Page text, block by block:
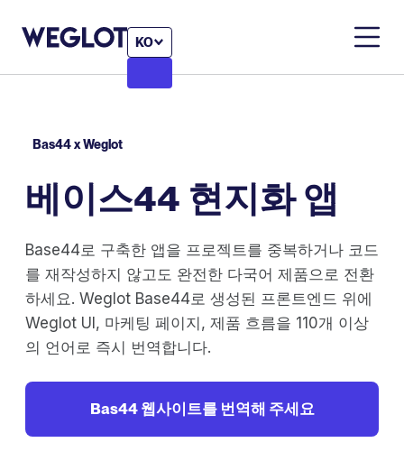
KO
Bas44 x Weglot
베이스44 현지화 앱
Base44로 구축한 앱을 프로젝트를 중복하거나 코드
를 재작성하지 않고도 완전한 다국어 제품으로 전환
하세요. Weglot Base44로 생성된 프론트엔드 위에
Weglot UI, 마케팅 페이지, 제품 흐름을 110개 이상
의 언어로 즉시 번역합니다.
Bas44 웹사이트를 번역해 주세요